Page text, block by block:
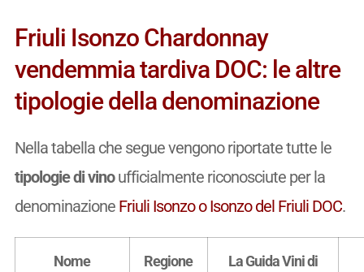
Friuli Isonzo Chardonnay
vendemmia tardiva DOC: le altre
tipologie della denominazione
Nella tabella che segue vengono riportate tutte le
tipologie di vinoufficialmente riconosciute per la
denominazione Friuli Isonzo o Isonzo del Friuli DOC.
Nome Regione
La Guida Vini di